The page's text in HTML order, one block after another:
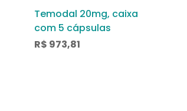
Temodal 20mg, caixa
com 5 cápsulas
R$ 973,81